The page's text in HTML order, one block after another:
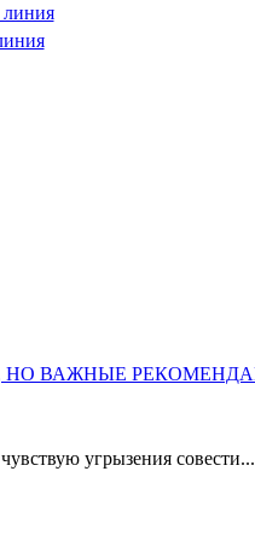
НО ВАЖНЫЕ
угрызения совести...